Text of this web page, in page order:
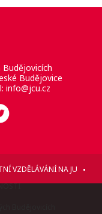
Budějovicích
Budějovice
info@jcu.cz
VZDĚLÁVÁNÍ NA JU
Budějovicích